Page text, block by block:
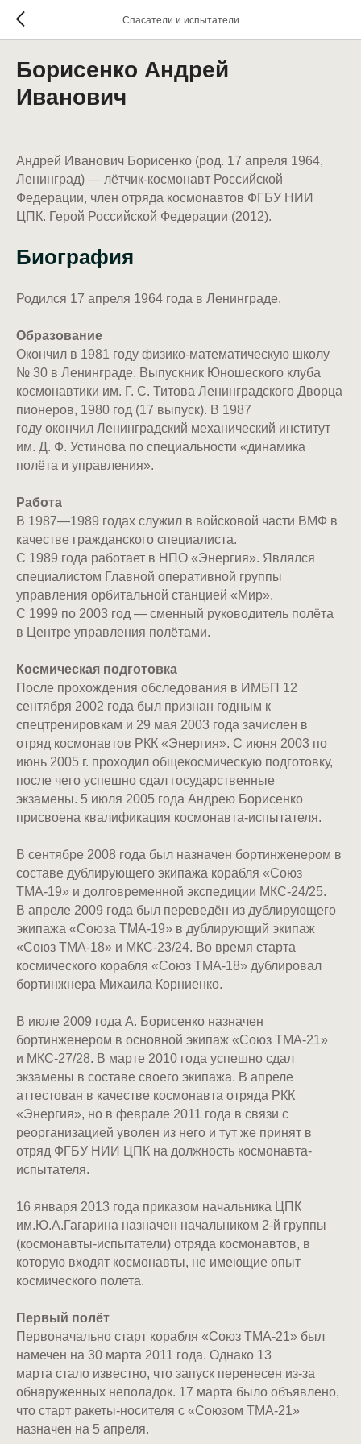
Спасатели и испытатели
Борисенко Андрей
Иванович
Андрей Иванович Борисенко (род. 17 апреля 1964,
Ленинград) — лётчик-космонавт Российской
Федерации, член отряда космонавтов ФГБУ НИИ
ЦПК. Герой Российской Федерации (2012).
Биография
Родился 17 апреля 1964 года в Ленинграде.
Образование
Окончил в 1981 году физико-математическую школу
№ 30 в Ленинграде. Выпускник Юношеского клуба
космонавтики им. Г. С. Титова Ленинградского Дворца
пионеров, 1980 год (17 выпуск). В 1987
году окончил Ленинградский механический институт
им. Д. Ф. Устинова по специальности «динамика
полёта и управления».
Работа
В 1987—1989 годах служил в войсковой части ВМФ в
качестве гражданского специалиста.
С 1989 года работает в НПО «Энергия». Являлся
специалистом Главной оперативной группы
управления орбитальной станцией «Мир».
С 1999 по 2003 год — сменный руководитель полёта
в Центре управления полётами.
Космическая подготовка
После прохождения обследования в ИМБП 12
сентября 2002 года был признан годным к
спецтренировкам и 29 мая 2003 года зачислен в
отряд космонавтов РКК «Энергия». С июня 2003 по
июнь 2005 г. проходил общекосмическую подготовку,
после чего успешно сдал государственные
экзамены. 5 июля 2005 года Андрею Борисенко
присвоена квалификация космонавта-испытателя.
В сентябре 2008 года был назначен бортинженером в
составе дублирующего экипажа корабля «Союз
ТМА-19» и долговременной экспедиции МКС-24/25.
В апреле 2009 года был переведён из дублирующего
экипажа «Союза ТМА-19» в дублирующий экипаж
«Союз ТМА-18» и МКС-23/24. Во время старта
космического корабля «Союз ТМА-18» дублировал
бортинжнера Михаила Корниенко.
В июле 2009 года А. Борисенко назначен
бортинженером в основной экипаж «Союз ТМА-21»
и МКС-27/28. В марте 2010 года успешно сдал
экзамены в составе своего экипажа. В апреле
аттестован в качестве космонавта отряда РКК
«Энергия», но в феврале 2011 года в связи с
реорганизацией уволен из него и тут же принят в
отряд ФГБУ НИИ ЦПК на должность космонавта-
испытателя.
16 января 2013 года приказом начальника ЦПК
им.Ю.А.Гагарина назначен начальником 2-й группы
(космонавты-испытатели) отряда космонавтов, в
которую входят космонавты, не имеющие опыт
космического полета.
Первый полёт
Первоначально старт корабля «Союз ТМА-21» был
намечен на 30 марта 2011 года. Однако 13
марта стало известно, что запуск перенесен из-за
обнаруженных неполадок. 17 марта было объявлено,
что старт ракеты-носителя с «Союзом ТМА-21»
назначен на 5 апреля.